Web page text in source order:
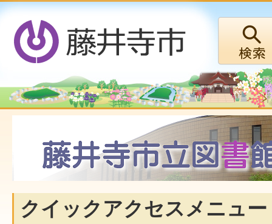
クイックアクセスメニュー